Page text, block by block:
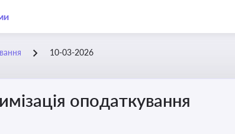
10-03-2026
оподаткування